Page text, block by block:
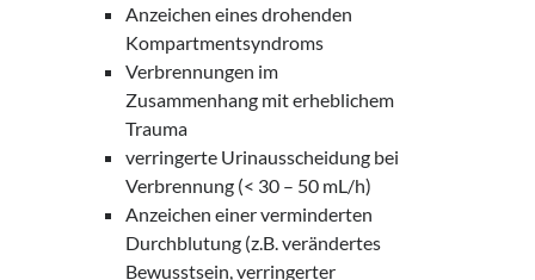
Anzeichen eines drohenden
Kompartmentsyndroms
Verbrennungen im
Zusammenhang mit erheblichem
Trauma
verringerte Urinausscheidung bei
Verbrennung (< 30 – 50 mL/h)
Anzeichen einer verminderten
Durchblutung (z.B. verändertes
Bewusstsein, verringerter